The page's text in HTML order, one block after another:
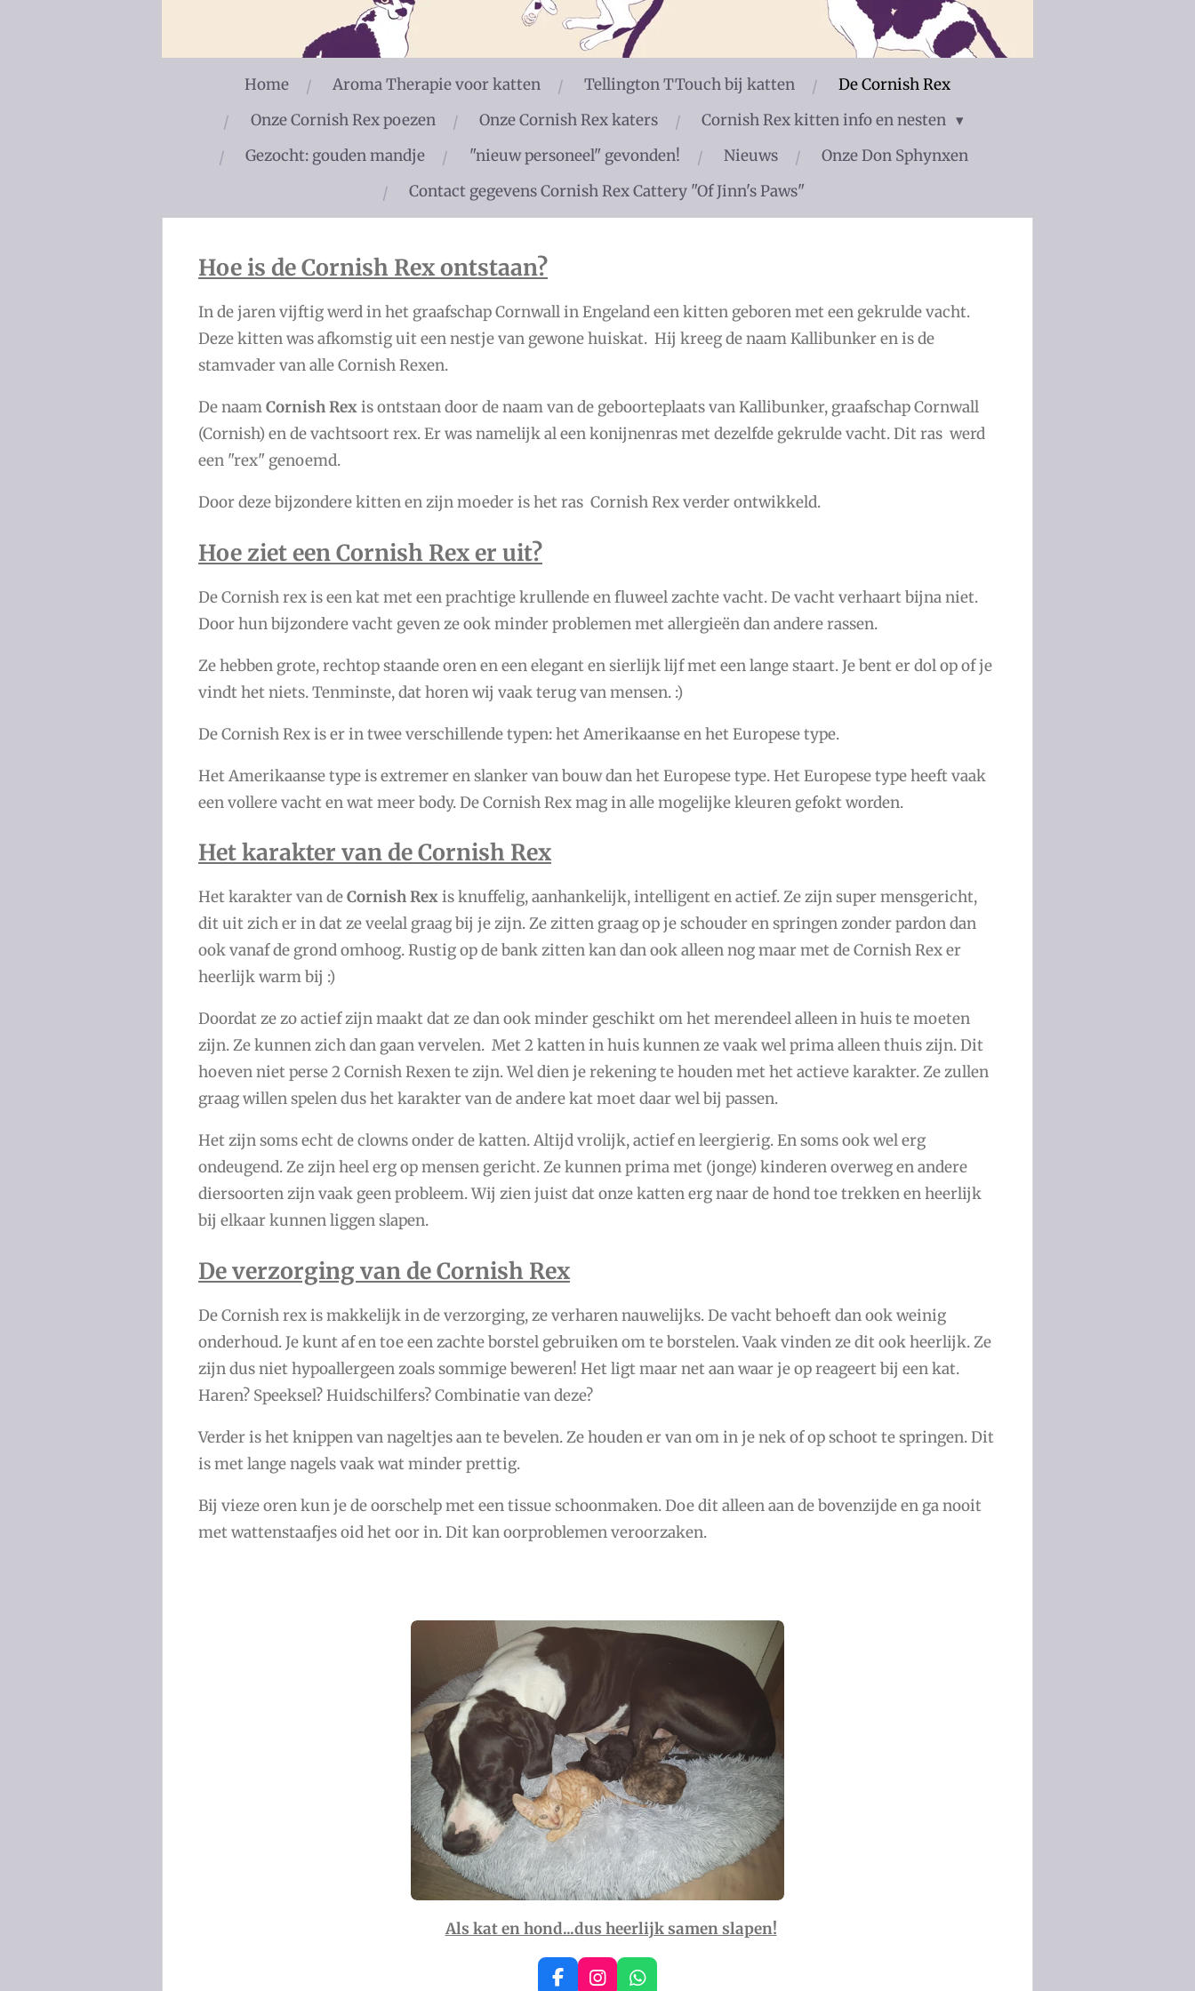
Home Aroma Therapie voor katten Tellington TTouch bij katten
De Cornish Rex
Onze Cornish Rex poezen
Onze Cornish Rex katers
Cornish Rex kitten info en nesten
Gezocht: gouden mandje
"nieuw personeel" gevonden! Nieuws
Onze Don Sphynxen
Contact gegevens Cornish Rex Cattery "Of Jinn's Paws"
Hoe is de Cornish Rex ontstaan?
In de jaren vijftig werd in het graafschap Cornwall in Engeland een kitten geboren met een gekrulde vacht.
Deze kitten was afkomstig uit een nestje van gewone huiskat. Hij kreeg de naam Kallibunker en is de
stamvader van alle Cornish Rexen.
De naamCornish Rexis ontstaan door de naam van de geboorteplaats van Kallibunker, graafschap Cornwall
(Cornish) en de vachtsoort rex. Er was namelijk al een konijnenras met dezelfde gekrulde vacht. Dit ras werd
een "rex" genoemd.
Door deze bijzondere kitten en zijn moeder is het ras Cornish Rex verder ontwikkeld.
Hoe ziet een Cornish Rex er uit?
De Cornish rex is een kat met een prachtige krullende en fluweel zachte vacht. De vacht verhaart bijna niet.
Door hun bijzondere vacht geven ze ook minder problemen met allergieën dan andere rassen.
Ze hebben grote, rechtop staande oren en een elegant en sierlijk lijf met een lange staart. Je bent er dol op of je
vindt het niets. Tenminste, dat horen wij vaak terug van mensen. :)
De Cornish Rex is er in twee verschillende typen: het Amerikaanse en het Europese type.
Het Amerikaanse type is extremer en slanker van bouw dan het Europese type. Het Europese type heeft vaak
een vollere vacht en wat meer body. De Cornish Rex mag in alle mogelijke kleuren gefokt worden.
Het karakter van de Cornish Rex
Het karakter van deCornish Rexis knuffelig, aanhankelijk, intelligent en actief. Ze zijn super mensgericht,
dit uit zich er in dat ze veelal graag bij je zijn. Ze zitten graag op je schouder en springen zonder pardon dan
ook vanaf de grond omhoog. Rustig op de bank zitten kan dan ook alleen nog maar met de Cornish Rex er
heerlijk warm bij :)
Doordat ze zo actief zijn maakt dat ze dan ook minder geschikt om het merendeel alleen in huis te moeten
zijn. Ze kunnen zich dan gaan vervelen. Met 2 katten in huis kunnen ze vaak wel prima alleen thuis zijn. Dit
hoeven niet perse 2 Cornish Rexen te zijn. Wel dien je rekening te houden met het actieve karakter. Ze zullen
graag willen spelen dus het karakter van de andere kat moet daar wel bij passen.
Het zijn soms echt de clowns onder de katten. Altijd vrolijk, actief en leergierig. En soms ook wel erg
ondeugend. Ze zijn heel erg op mensen gericht. Ze kunnen prima met (jonge) kinderen overweg en andere
diersoorten zijn vaak geen probleem. Wij zien juist dat onze katten erg naar de hond toe trekken en heerlijk
bij elkaar kunnen liggen slapen.
De verzorging van de Cornish Rex
De Cornish rex is makkelijk in de verzorging, ze verharen nauwelijks. De vacht behoeft dan ook weinig
onderhoud. Je kunt af en toe een zachte borstel gebruiken om te borstelen. Vaak vinden ze dit ook heerlijk. Ze
zijn dus niet hypoallergeen zoals sommige beweren! Het ligt maar net aan waar je op reageert bij een kat.
Haren? Speeksel? Huidschilfers? Combinatie van deze?
Verder is het knippen van nageltjes aan te bevelen. Ze houden er van om in je nek of op schoot te springen. Dit
is met lange nagels vaak wat minder prettig.
Bij vieze oren kun je de oorschelp met een tissue schoonmaken. Doe dit alleen aan de bovenzijde en ga nooit
met wattenstaafjes oid het oor in. Dit kan oorproblemen veroorzaken.
Als kat en hond...dus heerlijk samen slapen!
F I W